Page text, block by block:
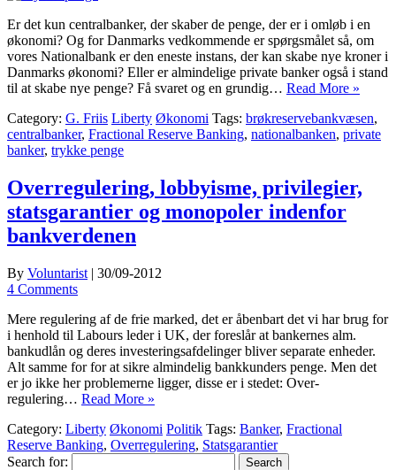
Er det kun centralbanker, der skaber de penge, der er i omløb i en
økonomi? Og for Danmarks vedkommende er spørgsmålet så, om
vores Nationalbank er den eneste instans, der kan skabe nye kroner i
Danmarks økonomi? Eller er almindelige private banker også i stand
til at skabe nye penge? Få svaret og en grundig… Read More »
Category: G. Friis Liberty Økonomi Tags: brøkreservebankvæsen,
centralbanker, Fractional Reserve Banking, nationalbanken, private
banker, trykke penge
Overregulering, lobbyisme, privilegier,
statsgarantier og monopoler indenfor
bankverdenen
By Voluntarist | 30/09-2012
4 Comments
Mere regulering af de frie marked, det er åbenbart det vi har brug for
i henhold til Labours leder i UK, der foreslår at bankernes alm.
bankudlån og deres investeringsafdelinger bliver separate enheder.
Alt samme for for at sikre almindelig bankkunders penge. Men det
er jo ikke her problemerne ligger, disse er i stedet: Over-
regulering… Read More »
Category: Liberty Økonomi Politik Tags: Banker, Fractional
Reserve Banking, Overregulering, Statsgarantier
Search for: